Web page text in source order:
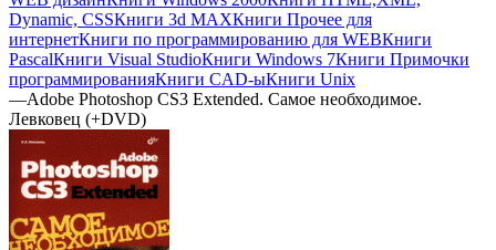
Dynamic, CSSКниги 3d MAXКниги Прочее для
интернетКниги по программированию для WEBКниги
PascalКниги Visual StudioКниги Windows 7Книги Примочки
программированияКниги CAD-ыКниги Unix
—Adobe Photoshop CS3 Extended. Самое необходимое.
Левковец (+DVD)